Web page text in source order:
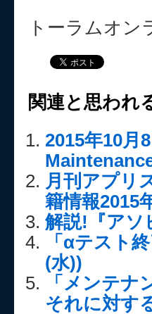
トーラムオン
関連と思われ
2015年10月
月刊アプリ
籍情報2015
解説!『アソ
「αテスト
(水))
「メンテ
それに対す